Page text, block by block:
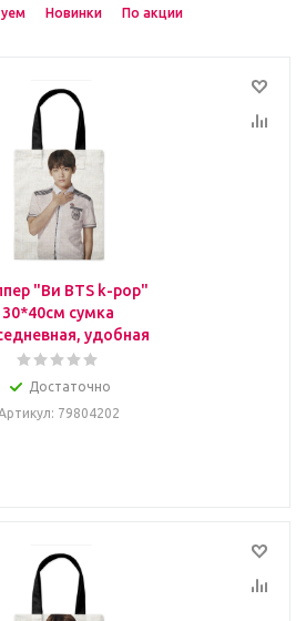
Новинки По акции
"Ви BTS k-pop"
30*40см сумка
удобная
Достаточно
: 79804202